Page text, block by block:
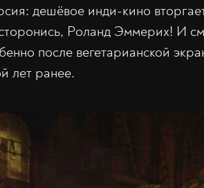
дешёвое инди-кино
Роланд Эммерих! И
после вегетарианской
лет ранее.